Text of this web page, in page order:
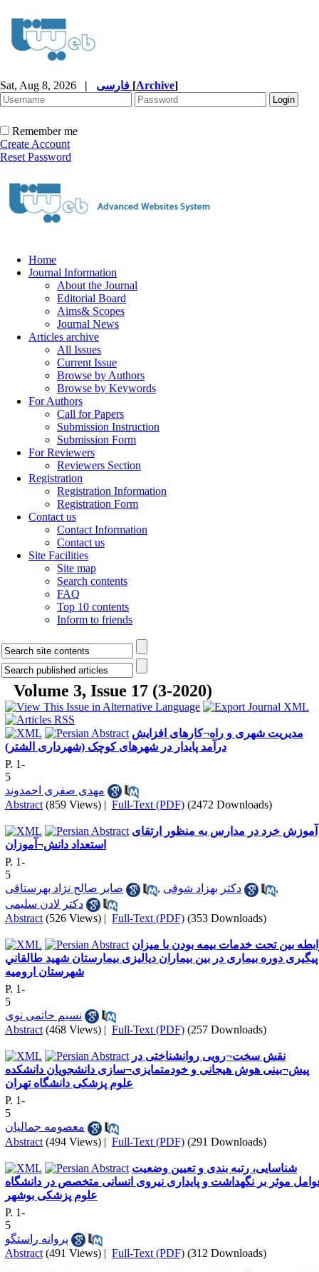
Sat, Aug 8, 2026 | [Archive]
Remember me
Create Account
Reset Password
Home
Journal Information
About the Journal
Editorial Board
Aims& Scopes
Journal News
Articles archive
All Issues
Current Issue
Browse by Authors
Browse by Keywords
For Authors
Call for Papers
Submission Instruction
Submission Form
For Reviewers
Reviewers Section
Registration
Registration Information
Registration Form
Contact us
Contact Information
Contact us
Site Facilities
Site map
Search contents
FAQ
Top 10 contents
Inform to friends
Volume 3, Issue 17 (3-2020)
مدیریت شهری و راه¬کارهای افزایش
درآمد پایدار در شهرهای کوچک (شهرداری الشتر)
P. 1-
5
مهدی صفری احمدوند
Abstract (859 Views) | Full-Text (PDF) (2472 Downloads)
آموزش خرد در مدارس به منظور ارتقای
استعداد دانش¬آموزان
P. 1-
5
صابر صالح نژاد بهرستاقی
, دکتر بهزاد شوقی
,
دکتر لادن سلیمی
Abstract (526 Views) | Full-Text (PDF) (353 Downloads)
بین تحت خدمات بیمه بودن با میزان
پیگیری دوره بیماری در بین بیماران دیالیزی بیمارستان شهید طالقاني
شهرستان ارومیه
P. 1-
5
نسیم حاتمی نوی
Abstract (468 Views) | Full-Text (PDF) (257 Downloads)
نقش سخت¬رویی روانشناختی در
پیش¬بینی هوش هیجانی و خودمتمایزی¬سازی دانشجویان دانشکده
علوم پزشکی دانشگاه تهران
P. 1-
5
معصومه جمالیان
Abstract (494 Views) | Full-Text (PDF) (291 Downloads)
شناسایی، رتبه بندی و تعیین وضعیت
موثر بر نگهداشت و پایداری نیروی انسانی متخصص در دانشگاه
علوم پزشکی بوشهر
P. 1-
5
پروانه راستگو
Abstract (491 Views) | Full-Text (PDF) (312 Downloads)